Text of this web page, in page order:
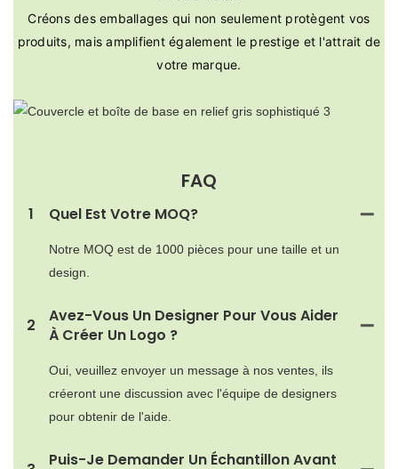
Créons des emballages qui non seulement protègent vos
produits, mais amplifient également le prestige et l'attrait de
votre marque.
FAQ
1 Quel Est Votre MOQ?
Notre MOQ est de 1000 pièces pour une taille et un
design.
2
Avez-Vous Un Designer Pour Vous Aider
À Créer Un Logo ?
Oui, veuillez envoyer un message à nos ventes, ils
créeront une discussion avec l'équipe de designers
pour obtenir de l'aide.
Puis-Je Demander Un Échantillon Avant